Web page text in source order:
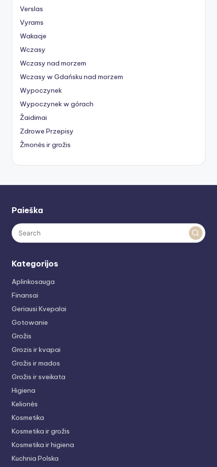
Verslas
Vyrams
Wakacje
Wczasy
Wczasy nad morzem
Wczasy w Gdańsku nad morzem
Wypoczynek
Wypoczynek w górach
Žaidimai
Zdrowe Przepisy
Žmonės ir grožis
Paieška
Kategorijos
Aplinkosauga
Finansai
Geriausi Kvepalai
Gotowanie
Grožis
Grozis ir kvapai
Grožis ir mados
Grožis ir sveikata
Higiena
Kelionės
Kosmetika
Kosmetika ir grožis
Kosmetika ir higiena
Kuchnia Polska